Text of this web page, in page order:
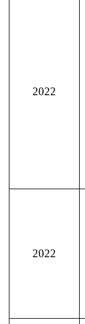
2022
2022